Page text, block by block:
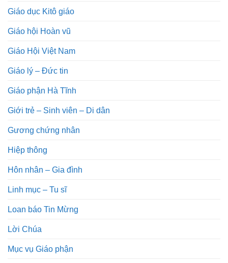
Giáo dục Kitô giáo
Giáo hội Hoàn vũ
Giáo Hội Việt Nam
Giáo lý – Đức tin
Giáo phận Hà Tĩnh
Giới trẻ – Sinh viên – Di dân
Gương chứng nhân
Hiệp thông
Hôn nhân – Gia đình
Linh mục – Tu sĩ
Loan báo Tin Mừng
Lời Chúa
Mục vụ Giáo phận